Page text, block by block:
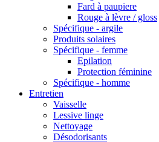
Fard à paupiere
Rouge à lèvre / gloss
Spécifique - argile
Produits solaires
Spécifique - femme
Epilation
Protection féminine
Spécifique - homme
Entretien
Vaisselle
Lessive linge
Nettoyage
Désodorisants